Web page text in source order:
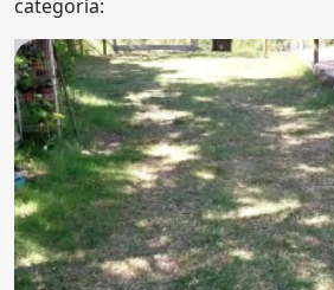
categoría: